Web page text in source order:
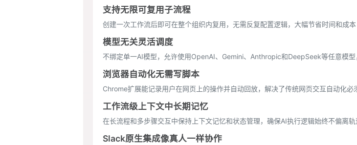
支持无限可复用子流程
创建一次工作流后即可在整个组织内复用，无需反复配置逻辑，大幅节省时间和成本
模型无关灵活调度
不绑定单一AI模型，允许使用OpenAI、Gemini、Anthropic和DeepSeek等任意模
浏览器自动化无需写脚本
Chrome扩展能记录用户在网页上的操作并自动回放，解决了传统网页交互自动化必
工作流级上下文中长期记忆
在长流程和多步骤交互中保持上下文记忆和状态管理，确保AI执行逻辑始终不偏离轨
Slack原生集成像真人一样协作